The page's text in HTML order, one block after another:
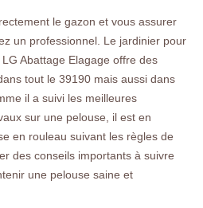
le gazon et vous assurer
un professionnel. Le jardinier pour
Abattage Elagage offre des
tout le 39190 mais aussi dans
il a suivi les meilleures
sur une pelouse, il est en
en rouleau suivant les règles de
des conseils importants à suivre
une pelouse saine et